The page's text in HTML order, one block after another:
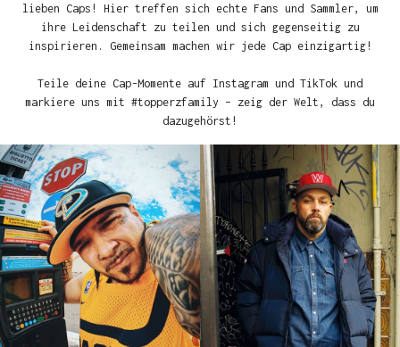
lieben Caps! Hier treffen sich echte Fans und Sammler, um
ihre Leidenschaft zu teilen und sich gegenseitig zu
inspirieren. Gemeinsam machen wir jede Cap einzigartig!
Teile deine Cap-Momente auf Instagram und TikTok und
markiere uns mit #topperzfamily – zeig der Welt, dass du
dazugehörst!